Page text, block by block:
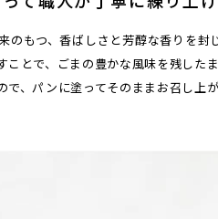
もつ、香ばしさと芳醇な香りを
とで、ごまの豊かな風味を残した
、パンに塗ってそのままお召し上が